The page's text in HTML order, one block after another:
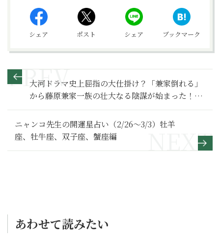
シェア ポスト シェア ブックマーク
大河ドラマ史上屈指の大仕掛け？「兼家倒れる」
から藤原兼家一族の壮大なる陰謀が始まった！
【光る君へ 満喫リポート】８
ニャンコ先生の開運星占い（2/26～3/3）牡羊
座、牡牛座、双子座、蟹座編
あわせて読みたい